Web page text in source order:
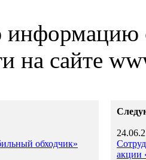
на сайте
обходчик»
акции